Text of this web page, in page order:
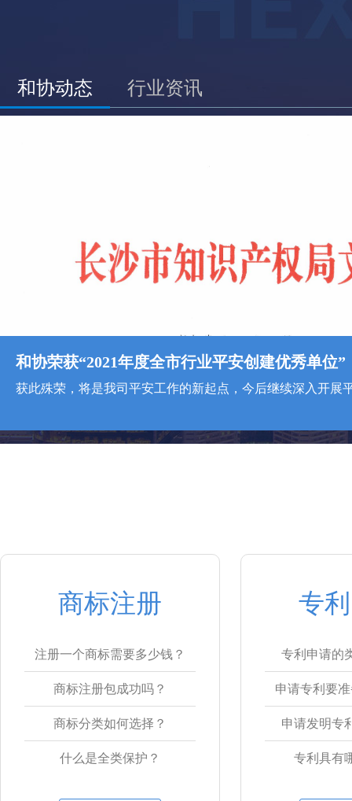
和协动态 行业资讯
和协荣获“2021年度全市行业平安创建优秀单位”
商标注册
注册一个商标需要多少钱？
商标注册包成功吗？
商标分类如何选择？
什么是全类保护？
专
专利申请的
申请专利要
申请发明专
专利具有